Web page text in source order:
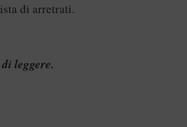
di arretrati.
leggere.